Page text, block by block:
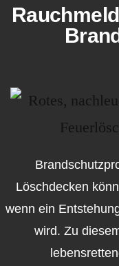
Löschdecken
wenn ein
wird. Zu